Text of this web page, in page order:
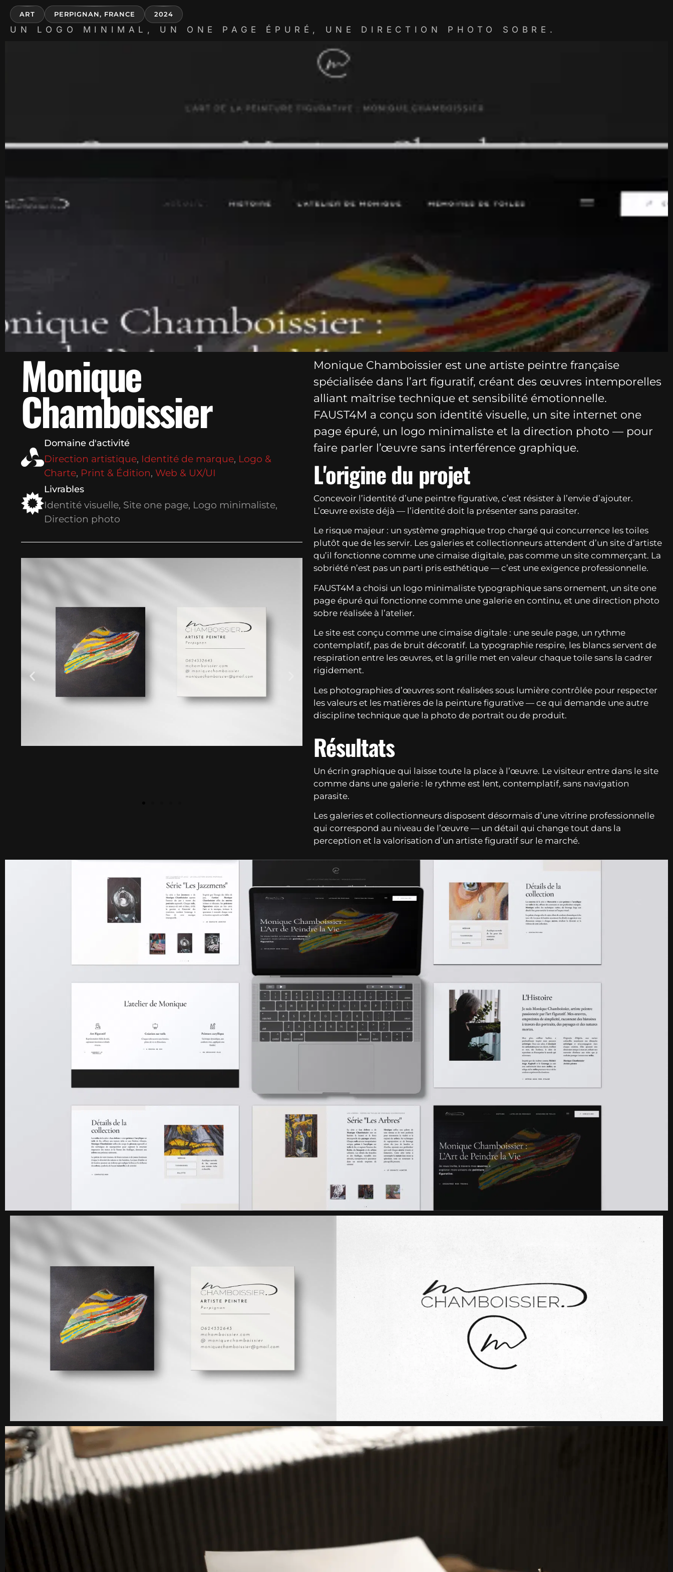
ART PERPIGNAN, FRANCE 2024
UN LOGO MINIMAL, UN ONE PAGE ÉPURÉ, UNE DIRECTION PHOTO SOBRE.
Monique
Chamboissier
Domaine d'activité
Direction artistique, Identité de marque, Logo &
Charte, Print & Édition, Web & UX/UI
Livrables
Identité visuelle, Site one page, Logo minimaliste,
Direction photo
Monique Chamboissier est une artiste peintre française
spécialisée dans l’art figuratif, créant des œuvres intemporelles
alliant maîtrise technique et sensibilité émotionnelle.
FAUST4M a conçu son identité visuelle, un site internet one
page épuré, un logo minimaliste et la direction photo — pour
faire parler l’œuvre sans interférence graphique.
L'origine du projet
Concevoir l’identité d’une peintre figurative, c’est résister à l’envie d’ajouter.
L’œuvre existe déjà — l’identité doit la présenter sans parasiter.
Le risque majeur : un système graphique trop chargé qui concurrence les toiles
plutôt que de les servir. Les galeries et collectionneurs attendent d’un site d’artiste
qu’il fonctionne comme une cimaise digitale, pas comme un site commerçant. La
sobriété n’est pas un parti pris esthétique — c’est une exigence professionnelle.
FAUST4M a choisi un logo minimaliste typographique sans ornement, un site one
page épuré qui fonctionne comme une galerie en continu, et une direction photo
sobre réalisée à l’atelier.
Le site est conçu comme une cimaise digitale : une seule page, un rythme
contemplatif, pas de bruit décoratif. La typographie respire, les blancs servent de
respiration entre les œuvres, et la grille met en valeur chaque toile sans la cadrer
rigidement.
Les photographies d’œuvres sont réalisées sous lumière contrôlée pour respecter
les valeurs et les matières de la peinture figurative — ce qui demande une autre
discipline technique que la photo de portrait ou de produit.
Résultats
Un écrin graphique qui laisse toute la place à l’œuvre. Le visiteur entre dans le site
comme dans une galerie : le rythme est lent, contemplatif, sans navigation
parasite.
Les galeries et collectionneurs disposent désormais d’une vitrine professionnelle
qui correspond au niveau de l’œuvre — un détail qui change tout dans la
perception et la valorisation d’un artiste figuratif sur le marché.